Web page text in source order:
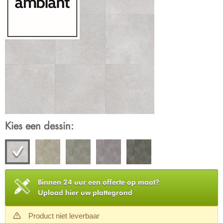
Kies een dessin:
Binnen 24 uur een offerte op maat?
Upload hier uw plattegrond
Product niet leverbaar